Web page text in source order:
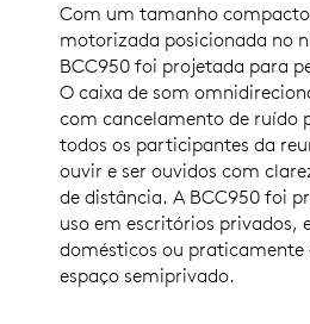
Com um tamanho
motorizada posicionada no
BCC950 foi projetada para
O caixa de som
com cancelamento de ruído
todos os participantes da
ouvir e ser ouvidos com
de distância. A BCC950 foi
uso em escritórios privados,
domésticos ou praticamente
espaço semiprivado.